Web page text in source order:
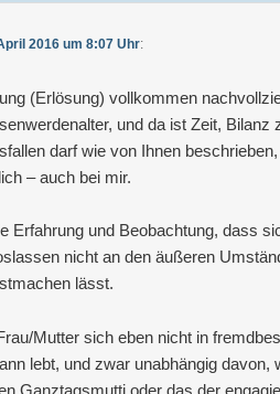
2016 um 8:07 Uhr:
(Erlösung) vollkommen
und da ist Zeit, Bilanz
darf wie von Ihnen
– auch bei mir.
Erfahrung und Beobachtung, dass
nicht an den äußeren
lässt.
Mutter sich eben nicht in
lebt, und zwar unabhängig davon,
Ganztagsmutti oder das der